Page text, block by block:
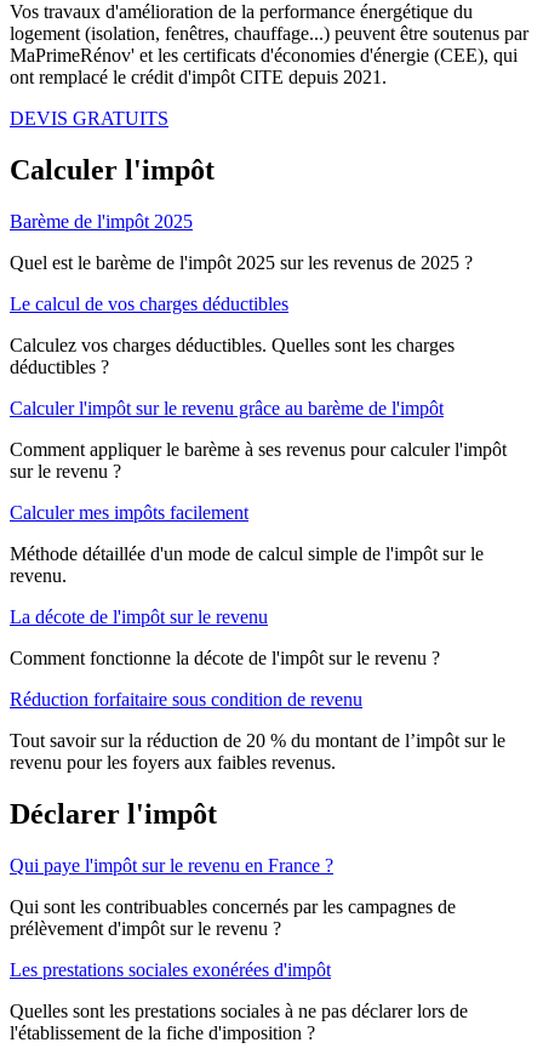
Vos travaux d'amélioration de la performance énergétique du
logement (isolation, fenêtres, chauffage...) peuvent être soutenus par
MaPrimeRénov' et les certificats d'économies d'énergie (CEE), qui
ont remplacé le crédit d'impôt CITE depuis 2021.
DEVIS GRATUITS
Calculer l'impôt
Barème de l'impôt 2025
Quel est le barème de l'impôt 2025 sur les revenus de 2025 ?
Le calcul de vos charges déductibles
Calculez vos charges déductibles. Quelles sont les charges
déductibles ?
Calculer l'impôt sur le revenu grâce au barème de l'impôt
Comment appliquer le barème à ses revenus pour calculer l'impôt
sur le revenu ?
Calculer mes impôts facilement
Méthode détaillée d'un mode de calcul simple de l'impôt sur le
revenu.
La décote de l'impôt sur le revenu
Comment fonctionne la décote de l'impôt sur le revenu ?
Réduction forfaitaire sous condition de revenu
Tout savoir sur la réduction de 20 % du montant de l’impôt sur le
revenu pour les foyers aux faibles revenus.
Déclarer l'impôt
Qui paye l'impôt sur le revenu en France ?
Qui sont les contribuables concernés par les campagnes de
prélèvement d'impôt sur le revenu ?
Les prestations sociales exonérées d'impôt
Quelles sont les prestations sociales à ne pas déclarer lors de
l'établissement de la fiche d'imposition ?